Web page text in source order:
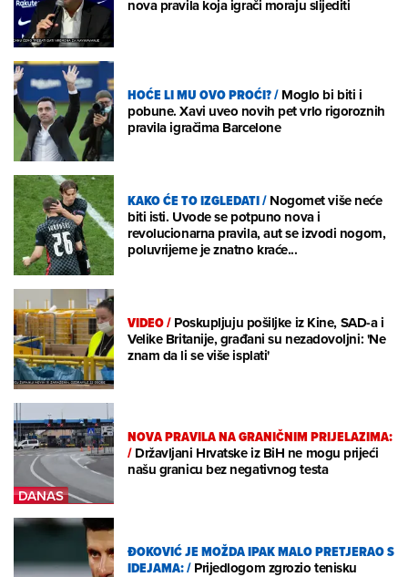
nova pravila koja igrači moraju slijediti
HOĆE LI MU OVO PROĆI?/Moglo bi biti i
pobune. Xavi uveo novih pet vrlo rigoroznih
pravila igračima Barcelone
KAKO ĆE TO IZGLEDATI/Nogomet više neće
biti isti. Uvode se potpuno nova i
revolucionarna pravila, aut se izvodi nogom,
poluvrijeme je znatno kraće...
VIDEO/Poskupljuju pošiljke iz Kine, SAD-a i
Velike Britanije, građani su nezadovoljni: 'Ne
znam da li se više isplati'
NOVA PRAVILA NA GRANIČNIM PRIJELAZIMA:
/Državljani Hrvatske iz BiH ne mogu prijeći
našu granicu bez negativnog testa
ĐOKOVIĆ JE MOŽDA IPAK MALO PRETJERAO S
IDEJAMA:/Prijedlogom zgrozio tenisku